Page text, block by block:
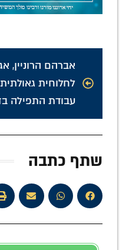
אברהם הרוניין,
לחלוחית גאולתית
עבודת התפילה
שתף כתבה